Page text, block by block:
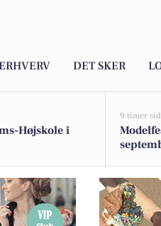
DET SKER
Højskole i
9 timer